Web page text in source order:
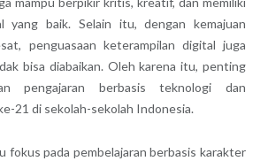
yang baik. Selain itu, dengan kemajuan
penguasaan keterampilan digital juga
bisa diabaikan. Oleh karena itu, penting
pengajaran berbasis teknologi dan
21 di sekolah-sekolah Indonesia.
fokus pada pembelajaran berbasis karakter